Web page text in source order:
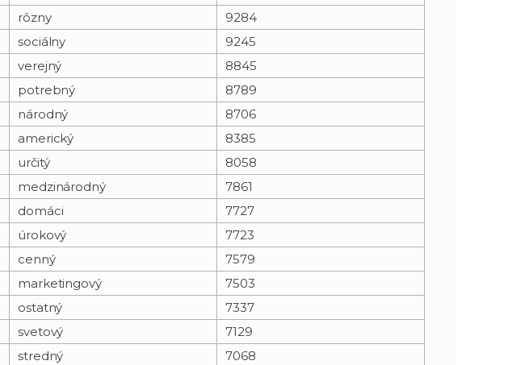
rôzny
9284
sociálny
9245
verejný
8845
potrebný
8789
národný
8706
americký
8385
určitý
8058
medzinárodný
7861
domáci
7727
úrokový
7723
cenný
7579
marketingový
7503
ostatný
7337
svetový
7129
stredný
7068